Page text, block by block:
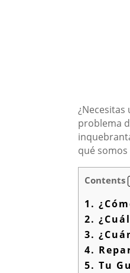
¿Necesitas
problema
qué
Contents
1.
2.
3.
4.
5. Tu